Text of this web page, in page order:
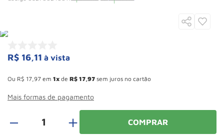
R$ 16,11 à vista
Ou R$ 17 97 em 1 de R$ 17 97 sem juros no cartão
Mais formas de pagamento
＋ COMPRAR
8 Talha
9º Paleteira
10 º Rodizio